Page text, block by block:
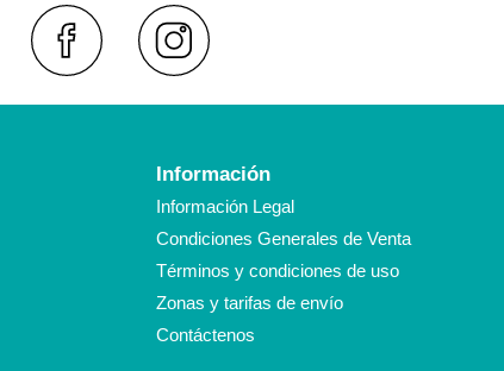
Facebook
Información
Información Legal
Condiciones Generales de Venta
Términos y condiciones de uso
Zonas y tarifas de envío
Contáctenos